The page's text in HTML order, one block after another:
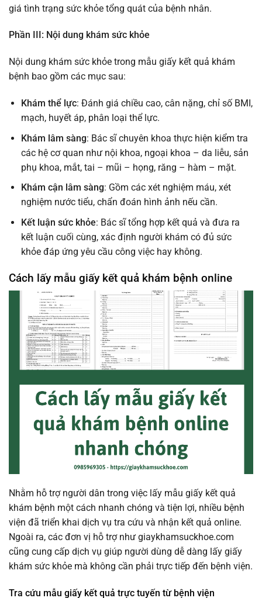
giá tình trạng sức khỏe tổng quát của bệnh nhân.
Phần III: Nội dung khám sức khỏe
Nội dung khám sức khỏe trong mẫu giấy kết quả khám
bệnh bao gồm các mục sau:
Khám thể lực: Đánh giá chiều cao, cân nặng, chỉ số BMI,
mạch, huyết áp, phân loại thể lực.
Khám lâm sàng: Bác sĩ chuyên khoa thực hiện kiểm tra
các hệ cơ quan như nội khoa, ngoại khoa – da liễu, sản
phụ khoa, mắt, tai – mũi – họng, răng – hàm – mặt.
Khám cận lâm sàng: Gồm các xét nghiệm máu, xét
nghiệm nước tiểu, chẩn đoán hình ảnh nếu cần.
Kết luận sức khỏe: Bác sĩ tổng hợp kết quả và đưa ra
kết luận cuối cùng, xác định người khám có đủ sức
khỏe đáp ứng yêu cầu công việc hay không.
Cách lấy mẫu giấy kết quả khám bệnh online
Nhằm hỗ trợ người dân trong việc lấy mẫu giấy kết quả
khám bệnh một cách nhanh chóng và tiện lợi, nhiều bệnh
viện đã triển khai dịch vụ tra cứu và nhận kết quả online.
Ngoài ra, các đơn vị hỗ trợ như giaykhamsuckhoe.com
cũng cung cấp dịch vụ giúp người dùng dễ dàng lấy giấy
khám sức khỏe mà không cần phải trực tiếp đến bệnh viện.
Tra cứu mẫu giấy kết quả trực tuyến từ bệnh viện